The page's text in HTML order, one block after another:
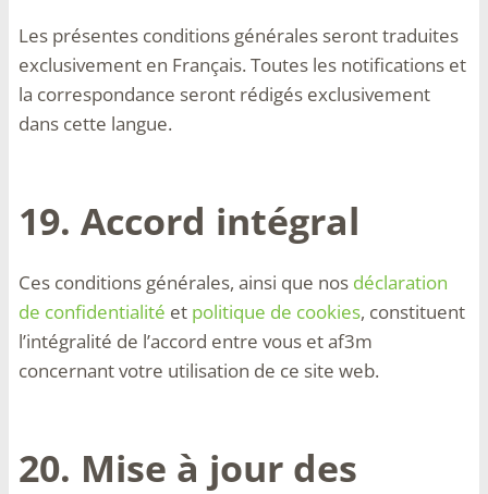
Les présentes conditions générales seront traduites
exclusivement en Français. Toutes les notifications et
la correspondance seront rédigés exclusivement
dans cette langue.
19. Accord intégral
Ces conditions générales, ainsi que nos déclaration
de confidentialité et politique de cookies, constituent
l’intégralité de l’accord entre vous et af3m
concernant votre utilisation de ce site web.
20. Mise à jour des